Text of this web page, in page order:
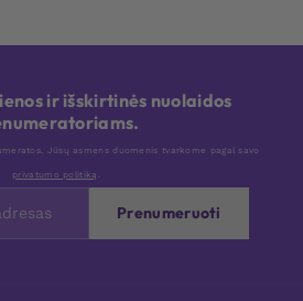
ir išskirtinės nuolaidos
Jūsų asmens duomenis tvarkome pagal savo
privatumo politiką .
Prenumeruoti